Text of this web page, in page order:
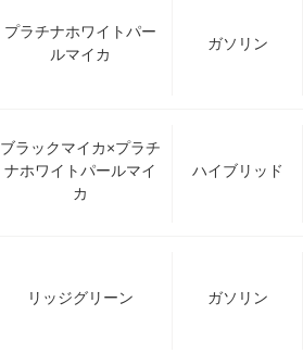
プラチナホワイトパー
ルマイカ
ガソリン
ブラックマイカ×プラチ
ナホワイトパールマイ
カ
ハイブリッド
リッジグリーン ガソリン